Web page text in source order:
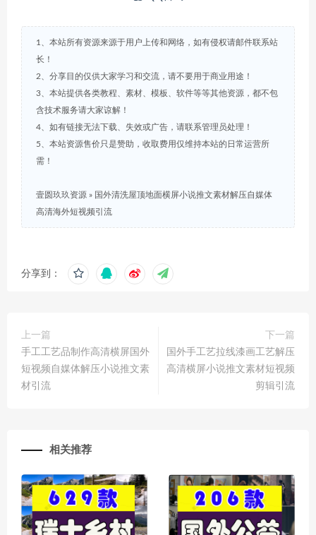
1、本站所有资源来源于用户上传和网络，如有侵权请邮件联系站
长！
2、分享目的仅供大家学习和交流，请不要用于商业用途！
3、本站提供各类教程、素材、模板、软件等等其他资源，都不包
含技术服务请大家谅解！
4、如有链接无法下载、失效或广告，请联系管理员处理！
5、本站资源售价只是赞助，收取费用仅维持本站的日常运营所
需！
壹圆玖玖资源 » 国外清洗屋顶地面横屏小说推文素材解压自媒体
高清海外短视频引流
分享到：
上一篇
手工工艺品制作高清横屏国外
短视频自媒体解压小说推文素
材引流
下一篇
国外手工艺拉线漆画工艺解压
高清横屏小说推文素材短视频
剪辑引流
相关推荐